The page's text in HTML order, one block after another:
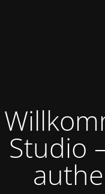
Studio